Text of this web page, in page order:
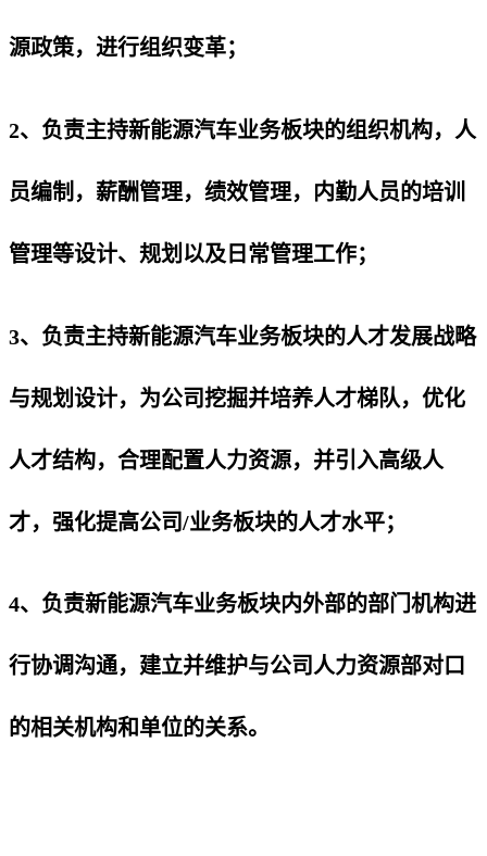
源政策，进行组织变革；
2、负责主持新能源汽车业务板块的组织机构，人
员编制，薪酬管理，绩效管理，内勤人员的培训
管理等设计、规划以及日常管理工作；
3、负责主持新能源汽车业务板块的人才发展战略
与规划设计，为公司挖掘并培养人才梯队，优化
人才结构，合理配置人力资源，并引入高级人
才，强化提高公司/业务板块的人才水平；
4、负责新能源汽车业务板块内外部的部门机构进
行协调沟通，建立并维护与公司人力资源部对口
的相关机构和单位的关系。